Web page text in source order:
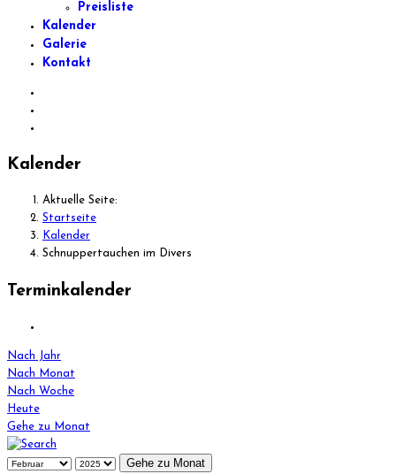
Preisliste
Kalender
Galerie
Kontakt
Kalender
Aktuelle Seite:
Startseite
Kalender
Schnuppertauchen im Divers
Terminkalender
Nach Jahr
Nach Monat
Nach Woche
Heute
Gehe zu Monat
Gehe zu Monat